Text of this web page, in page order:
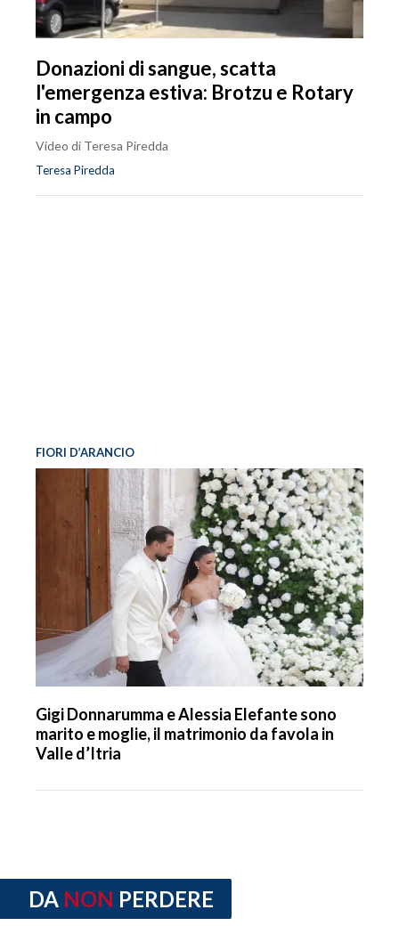
Donazioni di sangue, scatta
l'emergenza estiva: Brotzu e Rotary
in campo
Video di Teresa Piredda
Teresa Piredda
FIORI D’ARANCIO
Gigi Donnarumma e Alessia Elefante sono
marito e moglie, il matrimonio da favola in
Valle d’Itria
DA NON PERDERE